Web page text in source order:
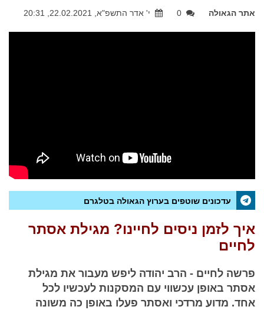
אתר הגאולה 0 י' אדר התשפ"א, 22.02.2021, 20:31
עדכונים שוטפים בערוץ הגאולה בטלגרם
איך לזמן ניסים לחיינו? מגילת אסתר
לחיים
פרשה לחיים - הרב יהודה ליפש מעבור את מגילת
אסתר באופן עכשווי עם המסקנות לעכשיו לכל
אחד. מדוע מרדכי ואסתר פעלו באופן כה משונה